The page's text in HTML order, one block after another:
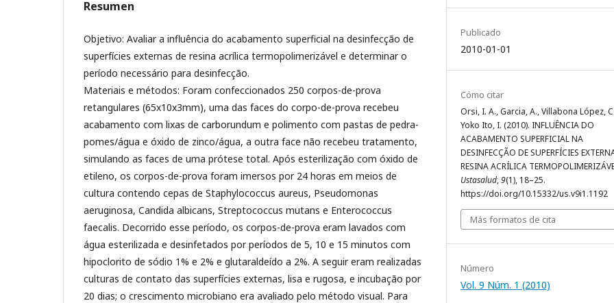
Resumen
Objetivo: Avaliar a influência do acabamento superficial na desinfecção de
superfícies externas de resina acrílica termopolimerizável e determinar o
período necessário para desinfecção.
Materiais e métodos: Foram confeccionados 250 corpos-de-prova
retangulares (65x10x3mm), uma das faces do corpo-de-prova recebeu
acabamento com lixas de carborundum e polimento com pastas de pedra-
pomes/água e óxido de zinco/água, a outra face não recebeu tratamento,
simulando as faces de uma prótese total. Após esterilização com óxido de
etileno, os corpos-de-prova foram imersos por 24 horas em meios de
cultura contendo cepas de Staphylococcus aureus, Pseudomonas
aeruginosa, Candida albicans, Streptococcus mutans e Enterococcus
faecalis. Decorrido esse período, os corpos-de-prova eram lavados com
água esterilizada e desinfetados por períodos de 5, 10 e 15 minutos com
hipoclorito de sódio 1% e 2% e glutaraldeído a 2%. A seguir eram realizadas
culturas de contato das superfícies externas, lisa e rugosa, e incubação por
20 dias; o crescimento microbiano era avaliado pelo método visual. Para
Publicado
2010-01-01
Cómo citar
Orsi, I. A., Garcia, A., Villabona López,
Yoko Ito, I. (2010). INFLUÊNCIA DO
ACABAMENTO SUPERFICIAL NA
DESINFECÇÃO DE SUPERFÍCIES
RESINA ACRÍLICA
Ustasalud,9(1), 18–25.
https://doi.org/10.15332/us.v9i1.1192
Más formatos de cita
Número
Vol. 9 Núm. 1 (2010)